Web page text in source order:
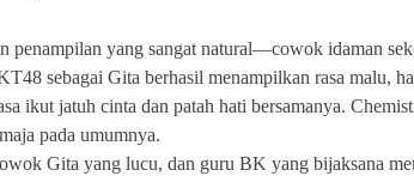
penampilan yang sangat natural—cowok idaman
sebagai Gita berhasil menampilkan rasa malu,
ikut jatuh cinta dan patah hati bersamanya.
pada umumnya.
Gita yang lucu, dan guru BK yang bijaksana